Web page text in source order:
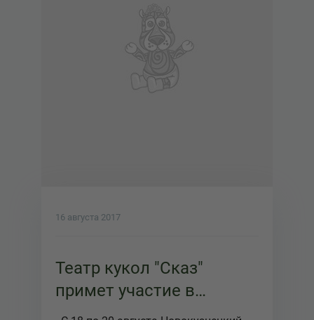
16 августа 2017
Театр кукол "Сказ"
примет участие в
театральном фестивале